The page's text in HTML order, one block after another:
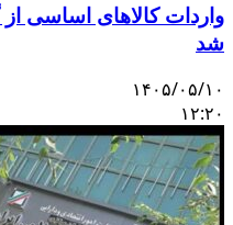
واردات کالاهای اساسی
شد
۱۴۰۵/۰۵/۱۰
۱۲:۲۰